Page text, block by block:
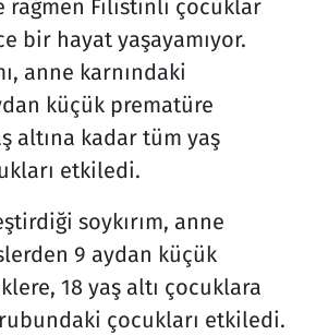
rağmen Filistinli çocuklar
bir hayat yaşayamıyor.
anne karnındaki
küçük prematüre
altına kadar tüm yaş
etkiledi.
soykırım, anne
9 aydan küçük
18 yaş altı çocuklara
çocukları etkiledi.